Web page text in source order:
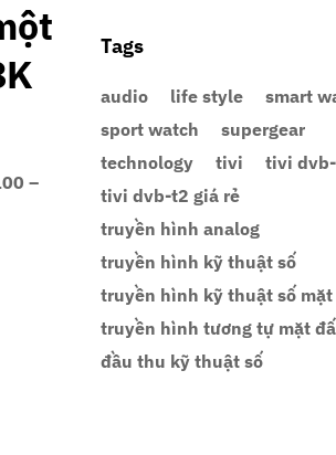
–
Tags
audio life style
smart
sport watch
supergear
technology
tivi
tivi
tivi dvb-t2 giá rẻ
truyền hình analog
truyền hình kỹ thuật số
truyền hình kỹ thuật số
truyền hình tương tự mặt
đầu thu kỹ thuật số